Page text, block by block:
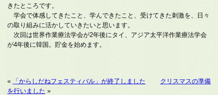
きたところです。
学会で体感してきたこと、学んできたこと、受けてきた刺激を、日々
の取り組みに活かしていきたいと思います。
次回は世界作業療法学会が2年後にタイ、アジア太平洋作業療法学会
が4年後に韓国。貯金を始めます。
« 「からしだねフェスティバル」が終了しました
クリスマスの準備
を行いました »